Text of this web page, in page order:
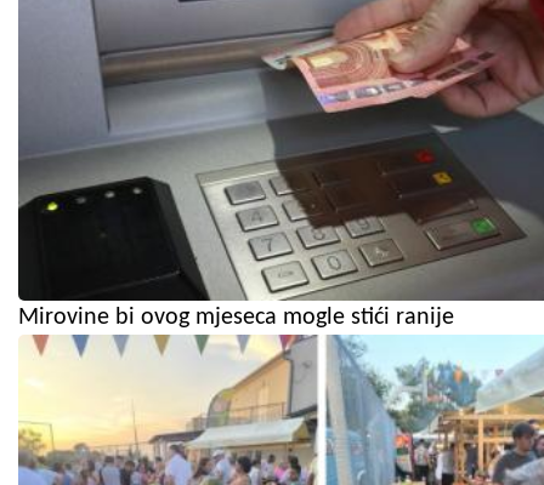
Mirovine bi ovog mjeseca mogle stići ranije